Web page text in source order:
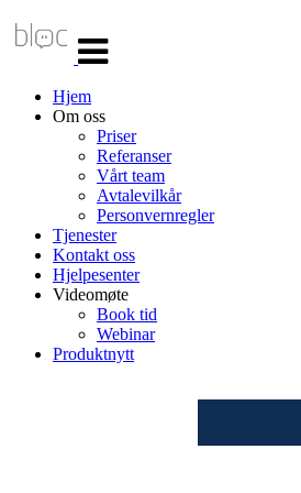
navigasjon
Hjem
Om oss
Priser
Referanser
Vårt team
Avtalevilkår
Personvernregler
Tjenester
Kontakt oss
Hjelpesenter
Videomøte
Book tid
Webinar
Produktnytt